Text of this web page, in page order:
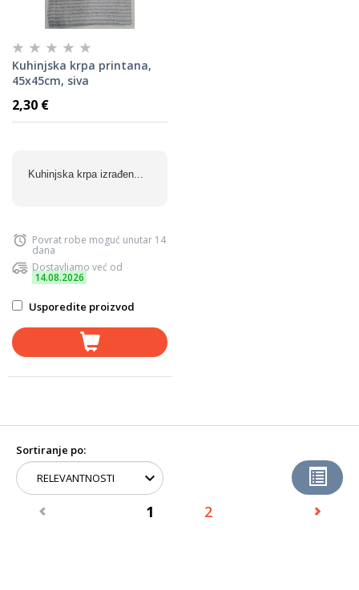
Kuhinjska krpa printana,
45x45cm, siva
2,30 €
Kuhinjska krpa izrađen...
Povrat robe moguć unutar 14
dana
Dostavljamo već od
14.08.2026
Usporedite proizvod
Sortiranje po:
1 2